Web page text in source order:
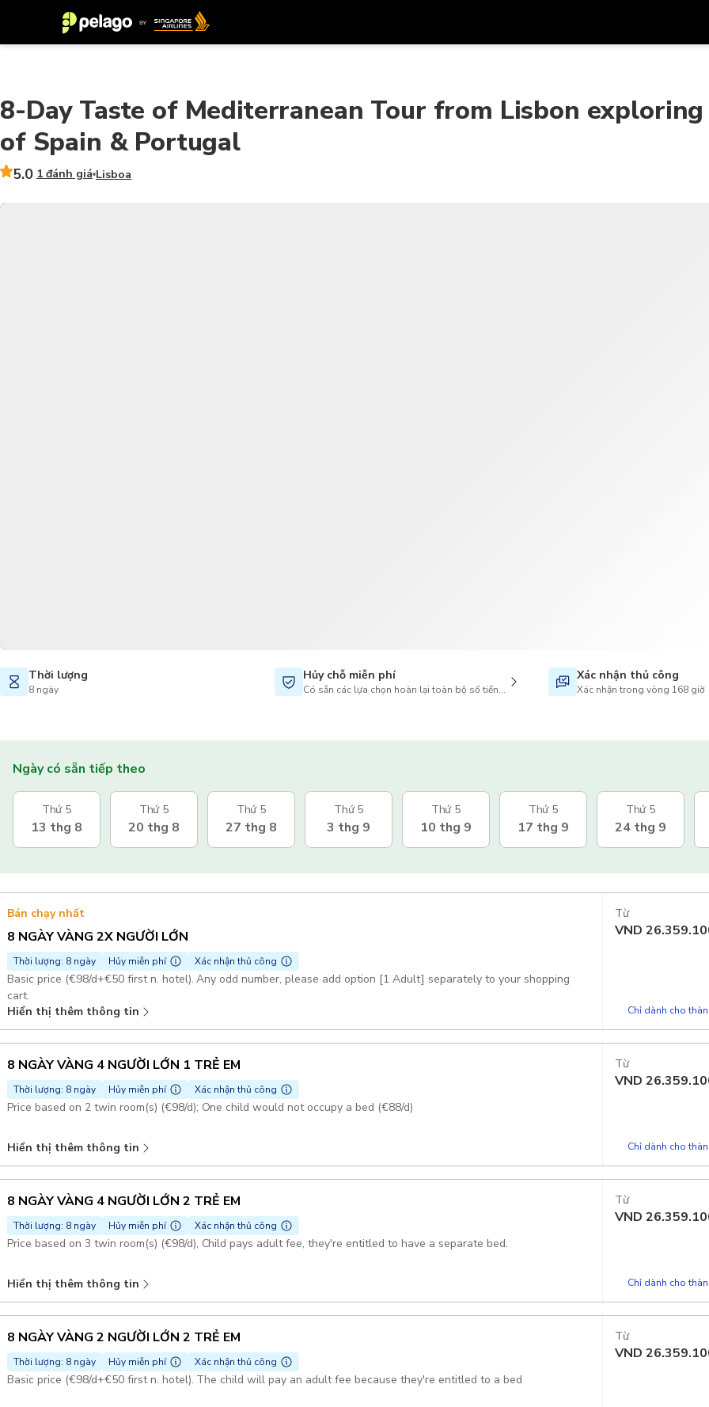
SGD
Đô La Singapore
한국어
8-Day Taste of Mediterranean Tour from Lisbon
of Spain & Portugal
5.0 1 đánh giá Lisboa
Thời lượng
8 ngày
Hủy chỗ miễn phí
Có sẵn các lựa chọn hoàn lại toàn bộ số tiền khi hủy
Xác nhận thủ công
Xác nhận trong vòng 168 giờ
Ngày có sẵn tiếp theo
Thứ 5
13 thg 8
Thứ 5
20 thg 8
Thứ 5
27 thg 8
Thứ 5
3 thg 9
Thứ 5
10 thg 9
Thứ 5
17 thg 9
Thứ 5
24 thg 9
Bán chạy nhất
8 NGÀY VÀNG 2X NGƯỜI LỚN
Thời lượng: 8 ngày Hủy miễn phí Xác nhận thủ công
Basic price (€98/d+€50 first n. hotel). Any odd number, please add option [1 Adult] separately to your shopping
cart.
Hiển thị thêm thông tin
Từ
VND
Chỉ dành cho
8 NGÀY VÀNG 4 NGƯỜI LỚN 1 TRẺ EM
Thời lượng: 8 ngày Hủy miễn phí Xác nhận thủ công
Price based on 2 twin room(s) (€98/d); One child would not occupy a bed (€88/d)
Hiển thị thêm thông tin
Từ
VND
Chỉ dành cho
8 NGÀY VÀNG 4 NGƯỜI LỚN 2 TRẺ EM
Thời lượng: 8 ngày Hủy miễn phí Xác nhận thủ công
Price based on 3 twin room(s) (€98/d), Child pays adult fee, they're entitled to have a separate bed.
Hiển thị thêm thông tin
Từ
VND
Chỉ dành cho
8 NGÀY VÀNG 2 NGƯỜI LỚN 2 TRẺ EM
Thời lượng: 8 ngày Hủy miễn phí Xác nhận thủ công
Basic price (€98/d+€50 first n. hotel). The child will pay an adult fee because they're entitled to a bed
Từ
VND